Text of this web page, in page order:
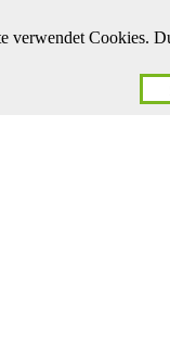
verwendet Cookies.